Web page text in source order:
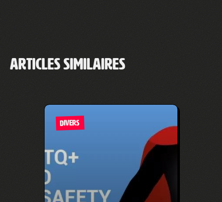
Articles similaires
DIVERS